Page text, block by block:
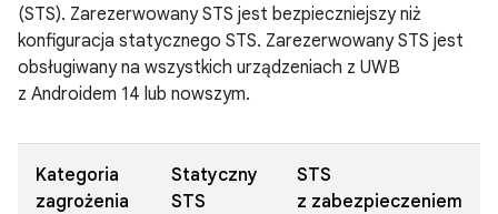
(STS). Zarezerwowany STS jest bezpieczniejszy niż
konfiguracja statycznego STS. Zarezerwowany STS jest
obsługiwany na wszystkich urządzeniach z UWB
z Androidem 14 lub nowszym.
Kategoria
zagrożenia
Statyczny
STS
STS
z zabezpieczeniem